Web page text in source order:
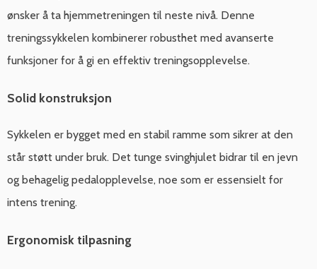
ønsker å ta hjemmetreningen til neste nivå. Denne
treningssykkelen kombinerer robusthet med avanserte
funksjoner for å gi en effektiv treningsopplevelse.
Solid konstruksjon
Sykkelen er bygget med en stabil ramme som sikrer at den
står støtt under bruk. Det tunge svinghjulet bidrar til en jevn
og behagelig pedalopplevelse, noe som er essensielt for
intens trening.
Ergonomisk tilpasning